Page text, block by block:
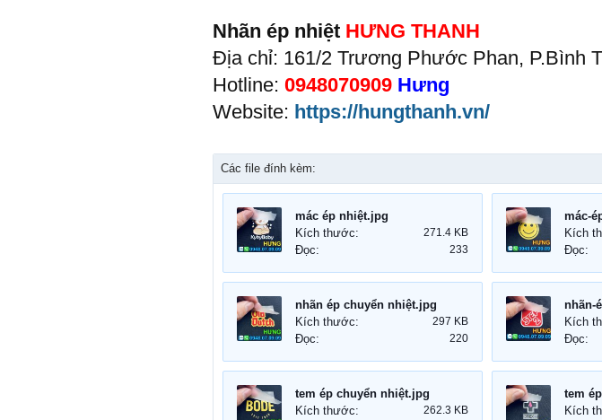
Nhãn ép nhiệt HƯNG THANH
Địa chỉ: 161/2 Trương Phước Phan, P.Bình
Hotline: 0948070909 Hưng
Website: https://hungthanh.vn/
Các file đính kèm:
mác ép nhiệt.jpg
Kích thước:
271.4 KB
Đọc: 233
mác-
Kích
Đọc:
nhãn ép chuyển nhiệt.jpg
Kích thước:
297 KB
Đọc: 220
nhãn-
Kích
Đọc:
tem ép chuyển nhiệt.jpg
Kích thước:
262.3 KB
tem
Kích